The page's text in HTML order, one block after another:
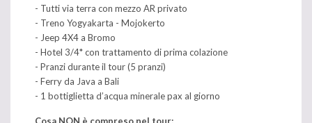
- Tutti via terra con mezzo AR privato
- Treno Yogyakarta - Mojokerto
- Jeep 4X4 a Bromo
- Hotel 3/4* con trattamento di prima colazione
- Pranzi durante il tour (5 pranzi)
- Ferry da Java a Bali
- 1 bottiglietta d’acqua minerale pax al giorno